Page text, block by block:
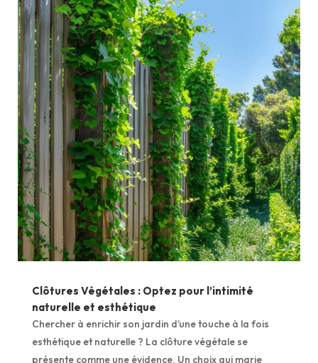
Clôtures Végétales : Optez pour l’intimité
naturelle et esthétique
Chercher à enrichir son jardin d’une touche à la fois
esthétique et naturelle ? La clôture végétale se
présente comme une évidence. Un choix qui marie